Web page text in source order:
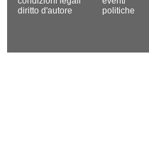
diritto d'autore
politiche